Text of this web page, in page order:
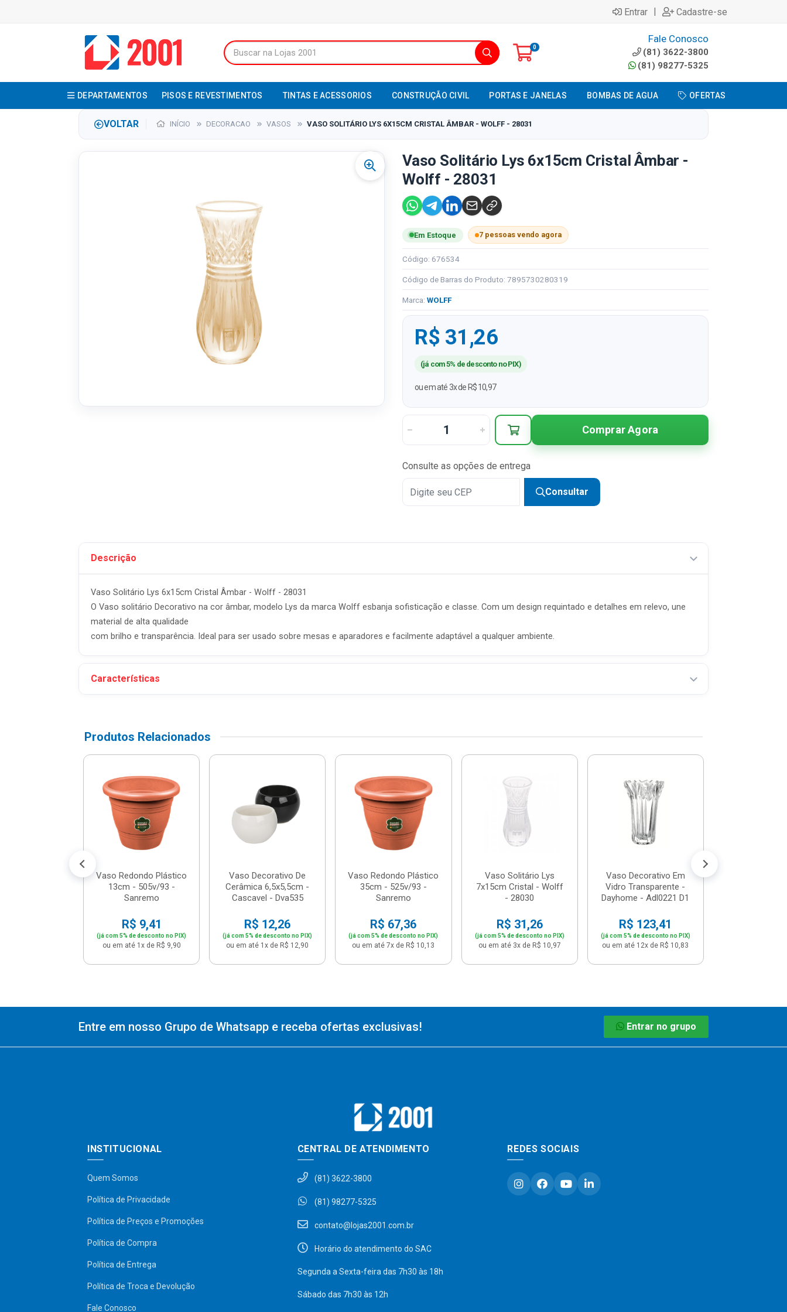
Entrar | Cadastre-se
0
Fale Conosco
(81) 3622-3800
(81) 98277-5325
DEPARTAMENTOS PISOS E REVESTIMENTOS TINTAS E ACESSORIOS CONSTRUÇÃO CIVIL PORTAS E JANELAS BOMBAS DE AGUA OFERTAS
VOLTAR INÍCIO DECORACAO VASOS VASO SOLITÁRIO LYS 6X15CM CRISTAL ÂMBAR - WOLFF - 28031
Vaso Solitário Lys 6x15cm Cristal Âmbar -
Wolff - 28031
Em Estoque 7 pessoas vendo agora
Código: 676534
Código de Barras do Produto: 7895730280319
Marca: WOLFF
R$ 31,26
(já com 5% de desconto no PIX)
ou em até 3x de R$ 10,97
Comprar Agora
Consulte as opções de entrega
Consultar
Descrição
Vaso Solitário Lys 6x15cm Cristal Âmbar - Wolff - 28031
O Vaso solitário Decorativo na cor âmbar, modelo Lys da marca Wolff esbanja sofisticação e classe. Com um design requintado e detalhes em relevo, une
material de alta qualidade
com brilho e transparência. Ideal para ser usado sobre mesas e aparadores e facilmente adaptável a qualquer ambiente.
Características
Produtos Relacionados
Vaso Redondo Plástico
13cm - 505v/93 -
Sanremo
R$ 9,41
(já com 5% de desconto no PIX)
ou em até 1x de R$ 9,90
Vaso Decorativo De
Cerâmica 6,5x5,5cm -
Cascavel - Dva535
R$ 12,26
(já com 5% de desconto no PIX)
ou em até 1x de R$ 12,90
Vaso Redondo Plástico
35cm - 525v/93 -
Sanremo
R$ 67,36
(já com 5% de desconto no PIX)
ou em até 7x de R$ 10,13
Vaso Solitário Lys
7x15cm Cristal - Wolff
- 28030
R$ 31,26
(já com 5% de desconto no PIX)
ou em até 3x de R$ 10,97
Vaso Decorativo Em
Vidro Transparente -
Dayhome - Adl0221 D1
R$ 123,41
(já com 5% de desconto no PIX)
ou em até 12x de R$ 10,83
Entre em nosso Grupo de Whatsapp e receba ofertas exclusivas! Entrar no grupo
INSTITUCIONAL
Quem Somos
Política de Privacidade
Política de Preços e Promoções
Política de Compra
Política de Entrega
Política de Troca e Devolução
Fale Conosco
CENTRAL DE ATENDIMENTO
(81) 3622-3800
(81) 98277-5325
contato@lojas2001.com.br
Horário do atendimento do SAC
Segunda a Sexta-feira das 7h30 às 18h
Sábado das 7h30 às 12h
REDES SOCIAIS